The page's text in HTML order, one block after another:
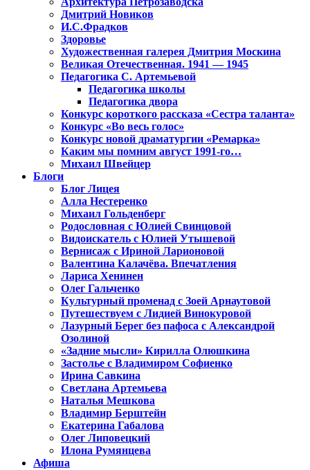
Дмитрий Новиков
И.С.Фрадков
Здоровье
Художественная галерея Дмитрия Москина
Великая Отечественная. 1941 — 1945
Педагогика С. Артемьевой
Педагогика школы
Педагогика двора
Конкурс короткого рассказа «Сестра таланта»
Конкурс «Во весь голос»
Конкурс новой драматургии «Ремарка»
Каким мы помним август 1991-го…
Михаил Швейцер
Блоги
Блог Лицея
Алла Нестеренко
Михаил Гольденберг
Родословная с Юлией Свинцовой
Видоискатель с Юлией Утышевой
Вернисаж с Ириной Ларионовой
Валентина Калачёва. Впечатления
Лариса Хенинен
Олег Гальченко
Культурный променад с Зоей Арнаутовой
Путешествуем с Лидией Винокуровой
Лазурный Берег без пафоса с Александрой
Озолиной
«Задние мысли» Кирилла Олюшкина
Застолье с Владимиром Софиенко
Ирина Савкина
Светлана Артемьева
Наталья Мешкова
Владимир Берштейн
Екатерина Габалова
Олег Липовецкий
Илона Румянцева
Афиша